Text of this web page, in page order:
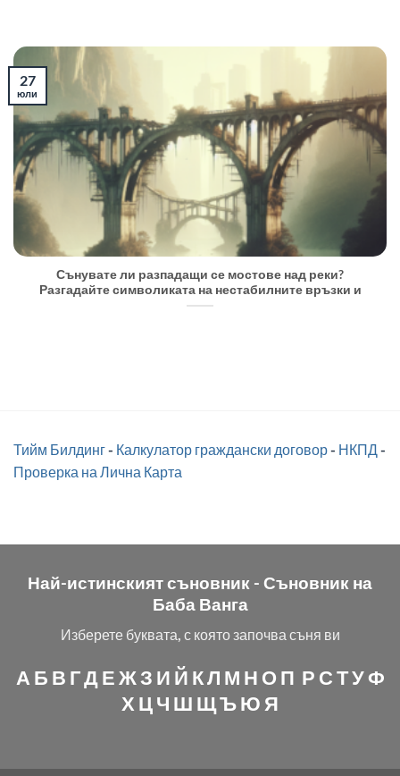
Сънувате ли разпадащи се мостове над реки?
Разгадайте символиката на нестабилните връзки и
27
юли
Тийм Билдинг- Калкулатор граждански договор- НКПД-
Проверка на Лична Карта
Най-истинският съновник - Съновник на
Баба Ванга
Изберете буквата, с която започва съня ви
А Б В ГДЕЖЗ И Й КЛ М Н О П Р СТУФ
Х ЦЧ Ш ЩЪЮ Я